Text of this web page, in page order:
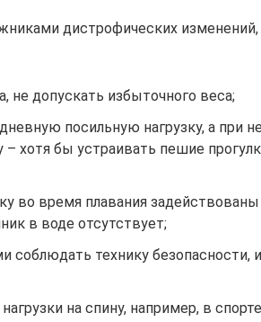
дистрофических
не допускать избыточного веса;
посильную нагрузку, а при
– хотя бы устраивать пешие
во время плавания
в воде отсутствует;
соблюдать технику безопасности,
на спину, например, в